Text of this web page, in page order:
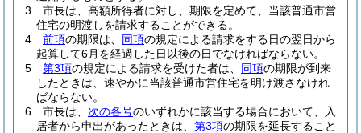
3
市長は、高額所得者に対し、期限を定めて、当該普通市営
住宅の明渡しを請求することができる。
4
前項の期限は、 同項の規定による請求をする日の翌日から
起算して6月を経過した日以後の日でなければならない。
5
第3項の規定による請求を受けた者は、 同項の期限が到来
したときは、速やかに当該普通市営住宅を明け渡さなけれ
ばならない。
6
市長は、 次の各号のいずれかに該当する場合において、入
居者から申出があったときは、 第3項の期限を延長すること